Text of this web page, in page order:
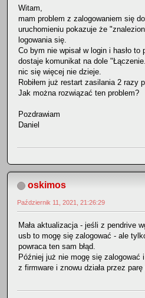
Witam,
mam problem z zalogowaniem się
uruchomieniu pokazuje że
logowania się.
Co bym nie wpisał w login i hasło
dostaje komunikat na dole
nic się więcej nie dzieje.
Robiłem już restart zasilania 2 razy
Jak można rozwiązać ten problem?
Pozdrawiam
Daniel
oskimos
Październik 11, 2021, 21:26:29
Mała aktualizacja - jeśli z pendrive
usb to mogę się zalogować - ale
powraca ten sam błąd.
Później już nie mogę się zalogować
z firmware i znowu działa przez parę